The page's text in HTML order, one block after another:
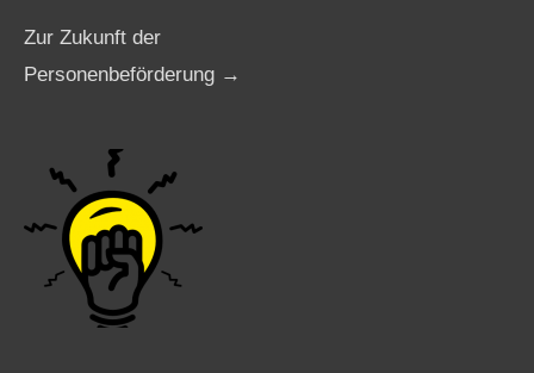
Zur Zukunft der
Personenbeförderung →